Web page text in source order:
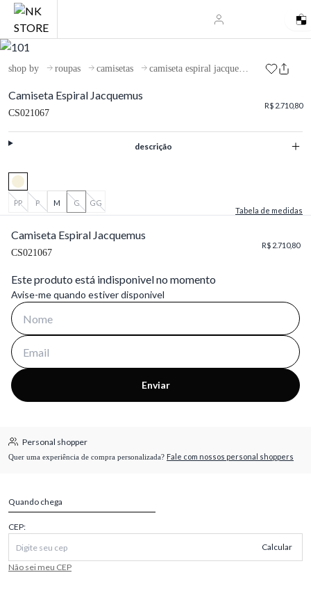
shop by roupas camisetas camiseta espiral jacquemus
Camiseta Espiral Jacquemus
CS021067
R$ 2.710,80
descrição
PP P M G
GG
Tabela de medidas
Camiseta Espiral Jacquemus
CS021067
R$ 2.710,80
Este produto está indisponivel no momento
Avise-me quando estiver disponivel
Enviar
Personal shopper
Quer uma experiência de compra personalizada? Fale com nossos personal shoppers
Quando chega
CEP:
Calcular
Não sei meu CEP